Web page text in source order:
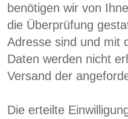
benötigen wir von
die Überprüfung
Adresse sind und mit
Daten werden nicht
Versand der
Die erteilte